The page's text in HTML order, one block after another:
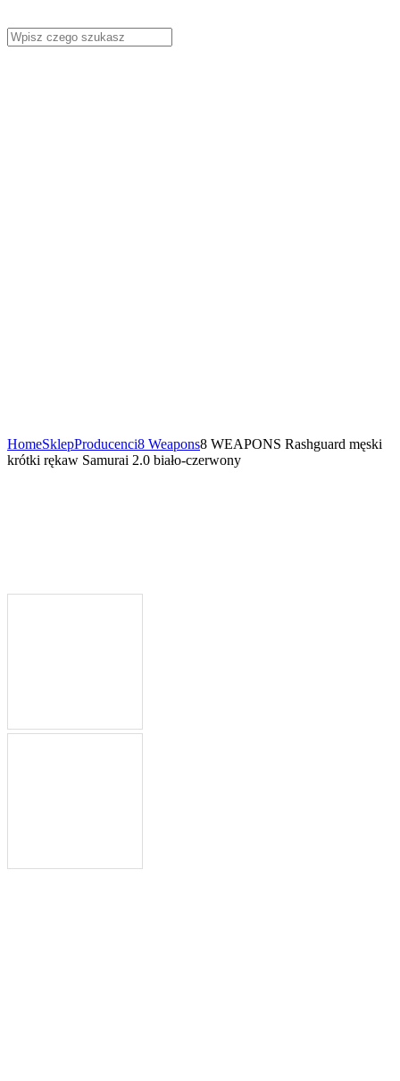
HomeSklepProducenci8 Weapons8 WEAPONS Rashguard męski
krótki rękaw Samurai 2.0 biało-czerwony